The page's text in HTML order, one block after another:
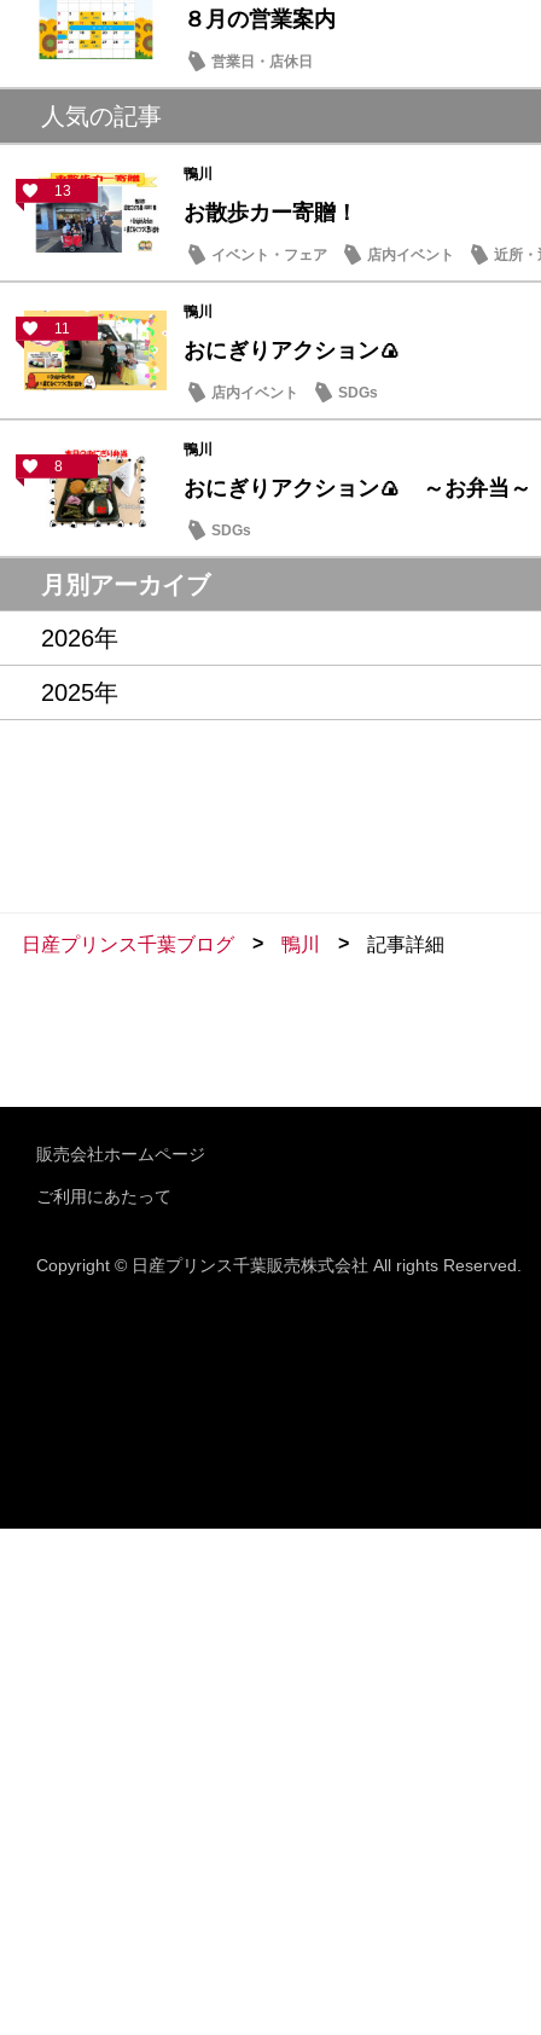
８月の営業案内
営業日・店休日
人気の記事
13
鴨川
お散歩カー寄贈！
イベント・フェア 店内イベント 近所・
11
鴨川
おにぎりアクション🍙
店内イベント SDGs
8
鴨川
おにぎりアクション🍙 ～お弁当～
SDGs
月別アーカイブ
2026年
2025年
日産プリンス千葉ブログ > 鴨川 > 記事詳細
販売会社ホームページ
ご利用にあたって
Copyright © 日産プリンス千葉販売株式会社 All rights Reserved.